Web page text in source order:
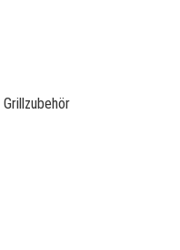
Grillzubehör